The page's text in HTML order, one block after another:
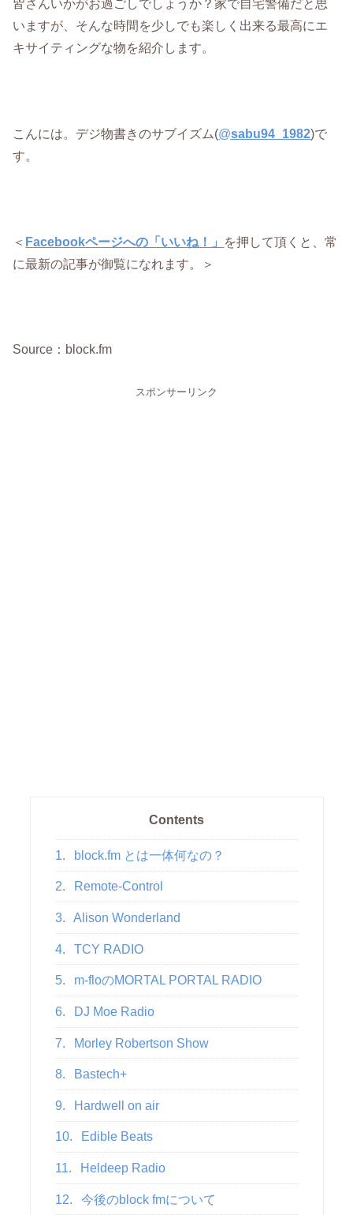
皆さんいかがお過ごしでしょうか？家で自宅警備だと思
いますが、そんな時間を少しでも楽しく出来る最高にエ
キサイティングな物を紹介します。
こんには。デジ物書きのサブイズム(@sabu94_1982)で
す。
＜ Facebookページへの「いいね！」 を押して頂くと、常
に最新の記事が御覧になれます。＞
Source：block.fm
スポンサーリンク
Contents
1. block.fm とは一体何なの？
2. Remote-Control
3. Alison Wonderland
4. TCY RADIO
5. m-floのMORTAL PORTAL RADIO
6. DJ Moe Radio
7. Morley Robertson Show
8. Bastech+
9. Hardwell on air
10. Edible Beats
11. Heldeep Radio
12. 今後のblock fmについて